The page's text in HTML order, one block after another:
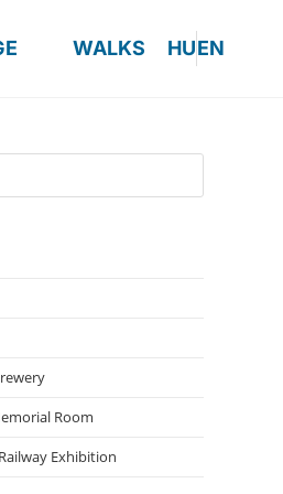
WALKS HUEN
Room
Exhibition